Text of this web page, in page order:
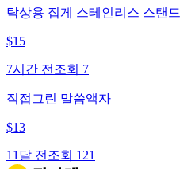
탁상용 집게 스테인리스 스탠
$15
7시간 전 조회 7
직접그린 말씀액자
$13
11달 전 조회 121